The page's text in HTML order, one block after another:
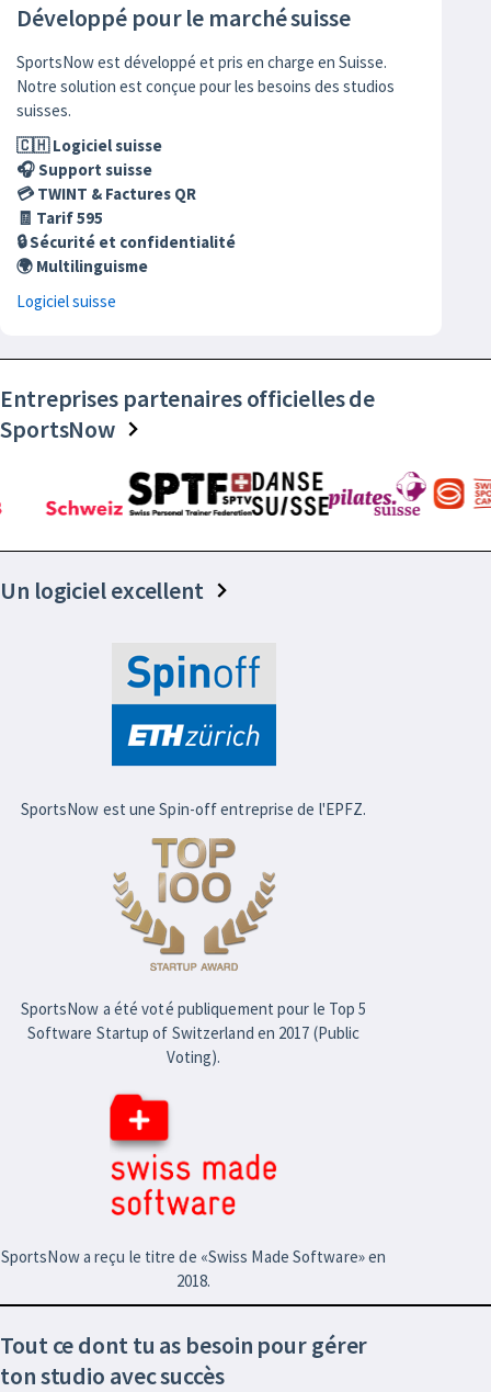
Développé pour le marché suisse
SportsNow est développé et pris en charge en Suisse.
Notre solution est conçue pour les besoins des studios
suisses.
🇨🇭 Logiciel suisse
🎧 Support suisse
💳 TWINT & Factures QR
🧾 Tarif 595
🔒 Sécurité et confidentialité
🌍 Multilinguisme
Logiciel suisse
Entreprises partenaires officielles de
SportsNow
Un logiciel excellent
SportsNow est une Spin-off entreprise de l'EPFZ.
SportsNow a été voté publiquement pour le Top 5
Software Startup of Switzerland en 2017 (Public
Voting).
SportsNow a reçu le titre de «Swiss Made Software» en
2018.
Tout ce dont tu as besoin pour gérer
ton studio avec succès